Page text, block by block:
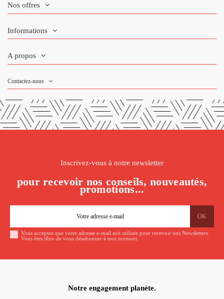
Nos offres
Informations
A propos
Contactez-nous
Inscrivez-vous à notre newsletter
pour recevoir nos conseils, nouveautés,
promotions...
Vous acceptez que votre adresse e-mail soit utilisée pour recevoir nos Newsletters.
Vous êtes libre de vous désabonner à tout moment.
Notre engagement planète.